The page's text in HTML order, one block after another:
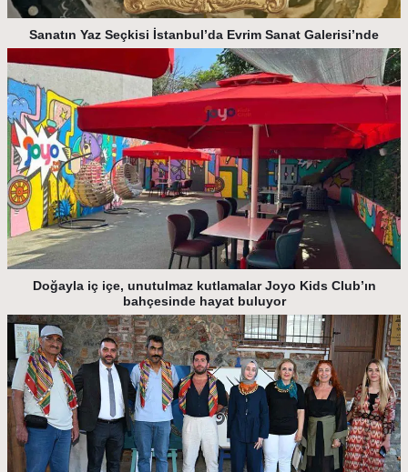
Sanatın Yaz Seçkisi İstanbul’da Evrim Sanat Galerisi’nde
Doğayla iç içe, unutulmaz kutlamalar Joyo Kids Club’ın
bahçesinde hayat buluyor